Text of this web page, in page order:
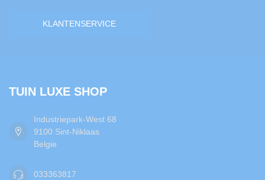
KLANTENSERVICE
TUIN LUXE SHOP
Industriepark-West 68
9100 Sint-Niklaas
Belgie
033363817